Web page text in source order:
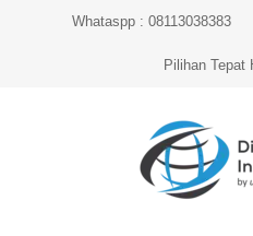
Whataspp : 08113038383
Pilihan Tepat